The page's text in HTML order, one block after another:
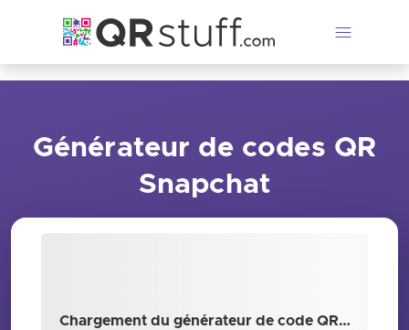
Générateur de codes QR
Snapchat
Chargement du générateur de code QR…